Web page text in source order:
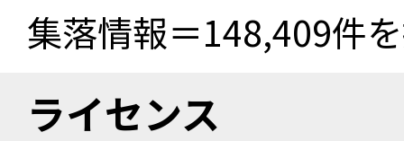
集落情報＝148,409件
ライセンス